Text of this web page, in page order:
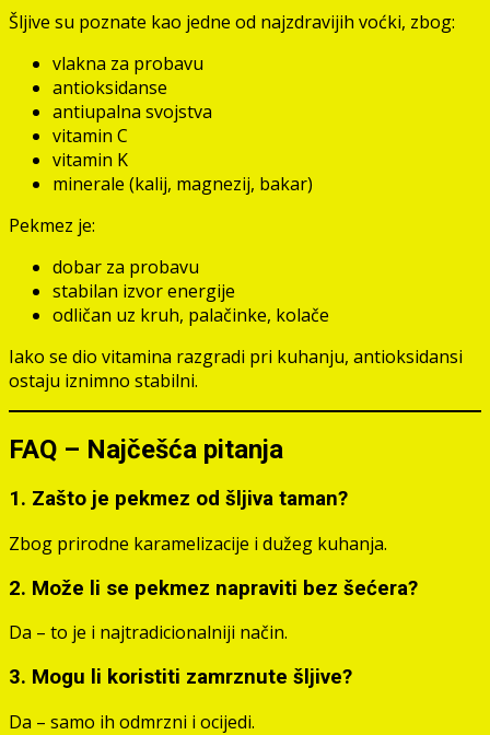
Šljive su poznate kao jedne od najzdravijih voćki, zbog:
vlakna za probavu
antioksidanse
antiupalna svojstva
vitamin C
vitamin K
minerale (kalij, magnezij, bakar)
Pekmez je:
dobar za probavu
stabilan izvor energije
odličan uz kruh, palačinke, kolače
Iako se dio vitamina razgradi pri kuhanju, antioksidansi
ostaju iznimno stabilni.
FAQ – Najčešća pitanja
1. Zašto je pekmez od šljiva taman?
Zbog prirodne karamelizacije i dužeg kuhanja.
2. Može li se pekmez napraviti bez šećera?
Da – to je i najtradicionalniji način.
3. Mogu li koristiti zamrznute šljive?
Da – samo ih odmrzni i ocijedi.